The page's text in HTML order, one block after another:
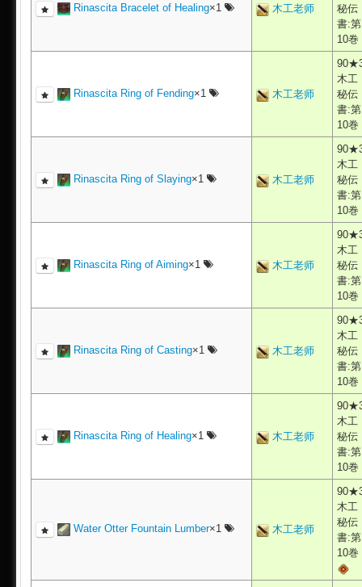
Rinascita Bracelet of Healing×1 木工老师
秘伝
書:第
10巻
Rinascita Ring of Fending×1 木工老师
木工
秘伝
書:第
10巻
Rinascita Ring of Slaying×1 木工老师
木工
秘伝
書:第
10巻
Rinascita Ring of Aiming×1 木工老师
木工
秘伝
書:第
10巻
Rinascita Ring of Casting×1 木工老师
木工
秘伝
書:第
10巻
Rinascita Ring of Healing×1 木工老师
木工
秘伝
書:第
10巻
Water Otter Fountain Lumber×1 木工老师
木工
秘伝
書:第
10巻